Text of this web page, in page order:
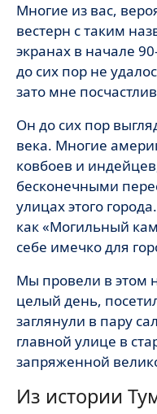
Многие из вас, вероятно, видели американский
вестерн с таким
экранах в начале
до сих пор не
зато мне
Он до сих пор
века. Многие
ковбоев и
бесконечными
улицах этого
как «Могильный
себе имечко для
Мы провели в этом
целый день,
заглянули в пару
главной улице в
запряженной
Из истории